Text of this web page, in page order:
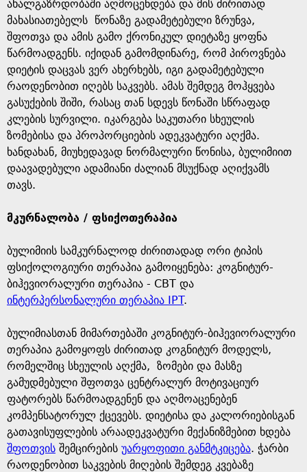
ახალგაზრდობაში აღმოცენდება და მის ძირითად
მახასიათებელს წონაზე გადამეტებული ზრუნვა,
შფოთვა და ამის გამო ქრონიკულ დიეტაზე ყოფნა
წარმოადგენს. იქიდან გამომდინარე, რომ პიროვნება
დიეტის დაცვას ვერ ახერხებს, იგი გადამეტებული
რაოდენობით იღებს საკვებს. ამას შემდეგ მოჰყვება
გასუქების შიში, რასაც თან სდევს წონაში სწრაფად
კლების სურვილი. იკარგება საკუთარი სხეულის
ზომებისა და პროპორციების ადეკვატური აღქმა.
ხანდახან, მიუხედავად ნორმალური წონისა, ბულიმიით
დაავადებული ადამიანი ძალიან მსუქნად აღიქვამს
თავს.
მკურნალობა / ფსიქოთერაპია
ბულიმიის სამკურნალოდ ძირითადად ორი ტიპის
ფსიქოლოგიური თერაპია გამოიყენება: კოგნიტურ-
ბიჰევიორალური თერაპია - CBT და
ინტერპერსონალური თერაპია IPT.
ბულიმიასთან მიმართებაში კოგნიტურ-ბიჰევიორალური
თერაპია გამოყოფს ძირითად კოგნიტურ მოდელს,
რომელშიც სხეულის აღქმა, ზომები და მასზე
გამუდმებული შფოთვა ცენტრალურ მოტივაციურ
ფატორებს წარმოადგენენ და აღმოაცენებენ
კომპენსატორულ ქცევებს. დიეტისა და კალორიებისგან
გათავისუფლების არაადეკვატური მექანიზმებით ხდება
შფოთვის შემცირების უარყოფითი განმტკიცება. ჭარბი
რაოდენობით საკვების მიღების შემდეგ კვებაზე